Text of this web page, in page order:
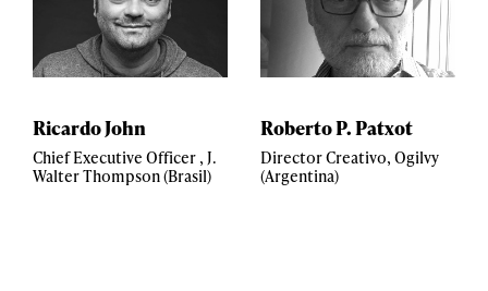
Ricardo John
Chief Executive Officer , J.
Walter Thompson (Brasil)
Roberto P. Patxot
Director Creativo, Ogilvy
(Argentina)